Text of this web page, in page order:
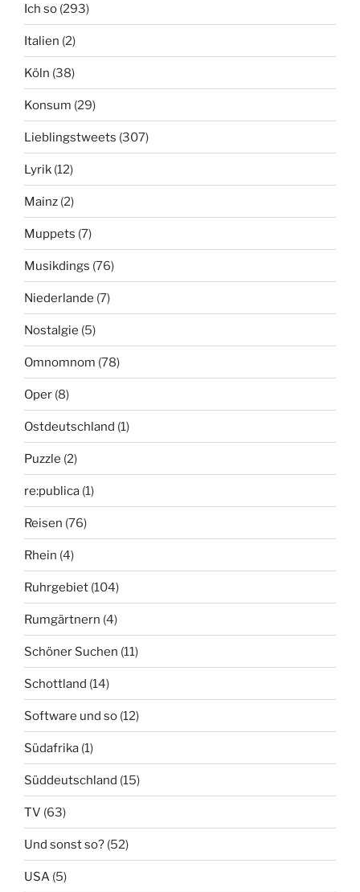
Ich so (293)
Italien (2)
Köln (38)
Konsum (29)
Lieblingstweets (307)
Lyrik (12)
Mainz (2)
Muppets (7)
Musikdings (76)
Niederlande (7)
Nostalgie (5)
Omnomnom (78)
Oper (8)
Ostdeutschland (1)
Puzzle (2)
re:publica (1)
Reisen (76)
Rhein (4)
Ruhrgebiet (104)
Rumgärtnern (4)
Schöner Suchen (11)
Schottland (14)
Software und so (12)
Südafrika (1)
Süddeutschland (15)
TV (63)
Und sonst so? (52)
USA (5)